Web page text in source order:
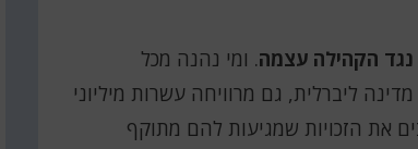
נגד הקהילה עצמה. ומי נהנה מכל
ליברלית, גם מרוויחה עשרות מיליוני
את הזכויות שמגיעות להם מתוקף